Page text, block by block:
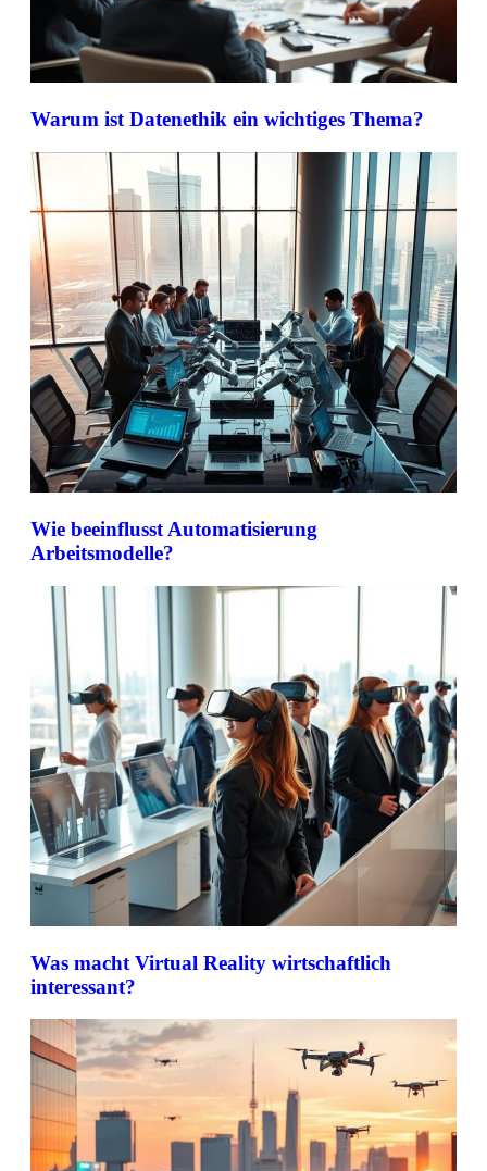
Warum ist Datenethik ein wichtiges Thema?
Wie beeinflusst Automatisierung
Arbeitsmodelle?
Was macht Virtual Reality wirtschaftlich
interessant?